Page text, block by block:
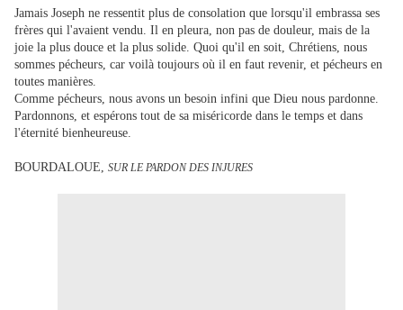
Jamais Joseph ne ressentit plus de consolation que lorsqu'il embrassa ses
frères qui l'avaient vendu. Il en pleura, non pas de douleur, mais de la
joie la plus douce et la plus solide. Quoi qu'il en soit, Chrétiens, nous
sommes pécheurs, car voilà toujours où il en faut revenir, et pécheurs en
toutes manières.
Comme pécheurs, nous avons un besoin infini que Dieu nous pardonne.
Pardonnons, et espérons tout de sa miséricorde dans le temps et dans
l'éternité bienheureuse.
BOURDALOUE, SUR LE PARDON DES INJURES